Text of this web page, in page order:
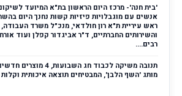
'בית חנה'- מרכז היום הראשון בת"א המיועד
אנשים עם מוגבלויות פיזיות קשות נחנך היום
ראש עיריית ת"א רון חולדאי, מנכ"ל משרד העבודה,
והשירותים החברתיים, ד"ר אביגדור קפלן ועוד
רבים....
תנובה משיקה לכבוד חג השבועות, 4
מותג 'השף הלבן', המבטיחים תוצאה איכותית